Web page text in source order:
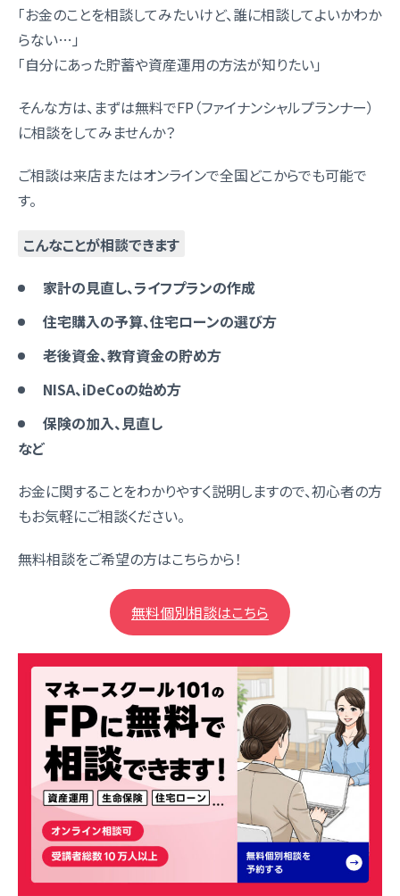
「お金のことを相談してみたいけど、誰に相談してよいかわか
らない…」
「自分にあった貯蓄や資産運用の方法が知りたい」
そんな方は、まずは無料でFP（ファイナンシャルプランナー）
に相談をしてみませんか？
ご相談は来店またはオンラインで全国どこからでも可能で
す。
こんなことが相談できます
家計の見直し、ライフプランの作成
住宅購入の予算、住宅ローンの選び方
老後資金、教育資金の貯め方
NISA、iDeCoの始め方
保険の加入、見直し
など
お金に関することをわかりやすく説明しますので、初心者の方
もお気軽にご相談ください。
無料相談をご希望の方はこちらから！
無料個別相談はこちら